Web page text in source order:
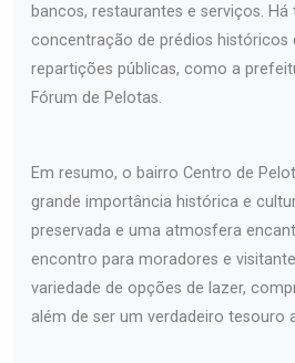
bancos, restaurantes e serviços.
concentração de prédios históricos
repartições públicas, como a
Fórum de Pelotas.
Em resumo, o bairro Centro de
grande importância histórica e
preservada e uma atmosfera
encontro para moradores e
variedade de opções de lazer,
além de ser um verdadeiro tesouro